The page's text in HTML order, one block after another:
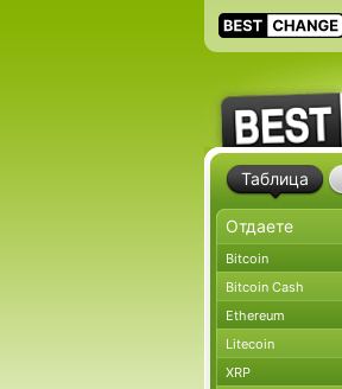
Таблица
Bitcoin
Bitcoin Cash
Ethereum
Litecoin
XRP